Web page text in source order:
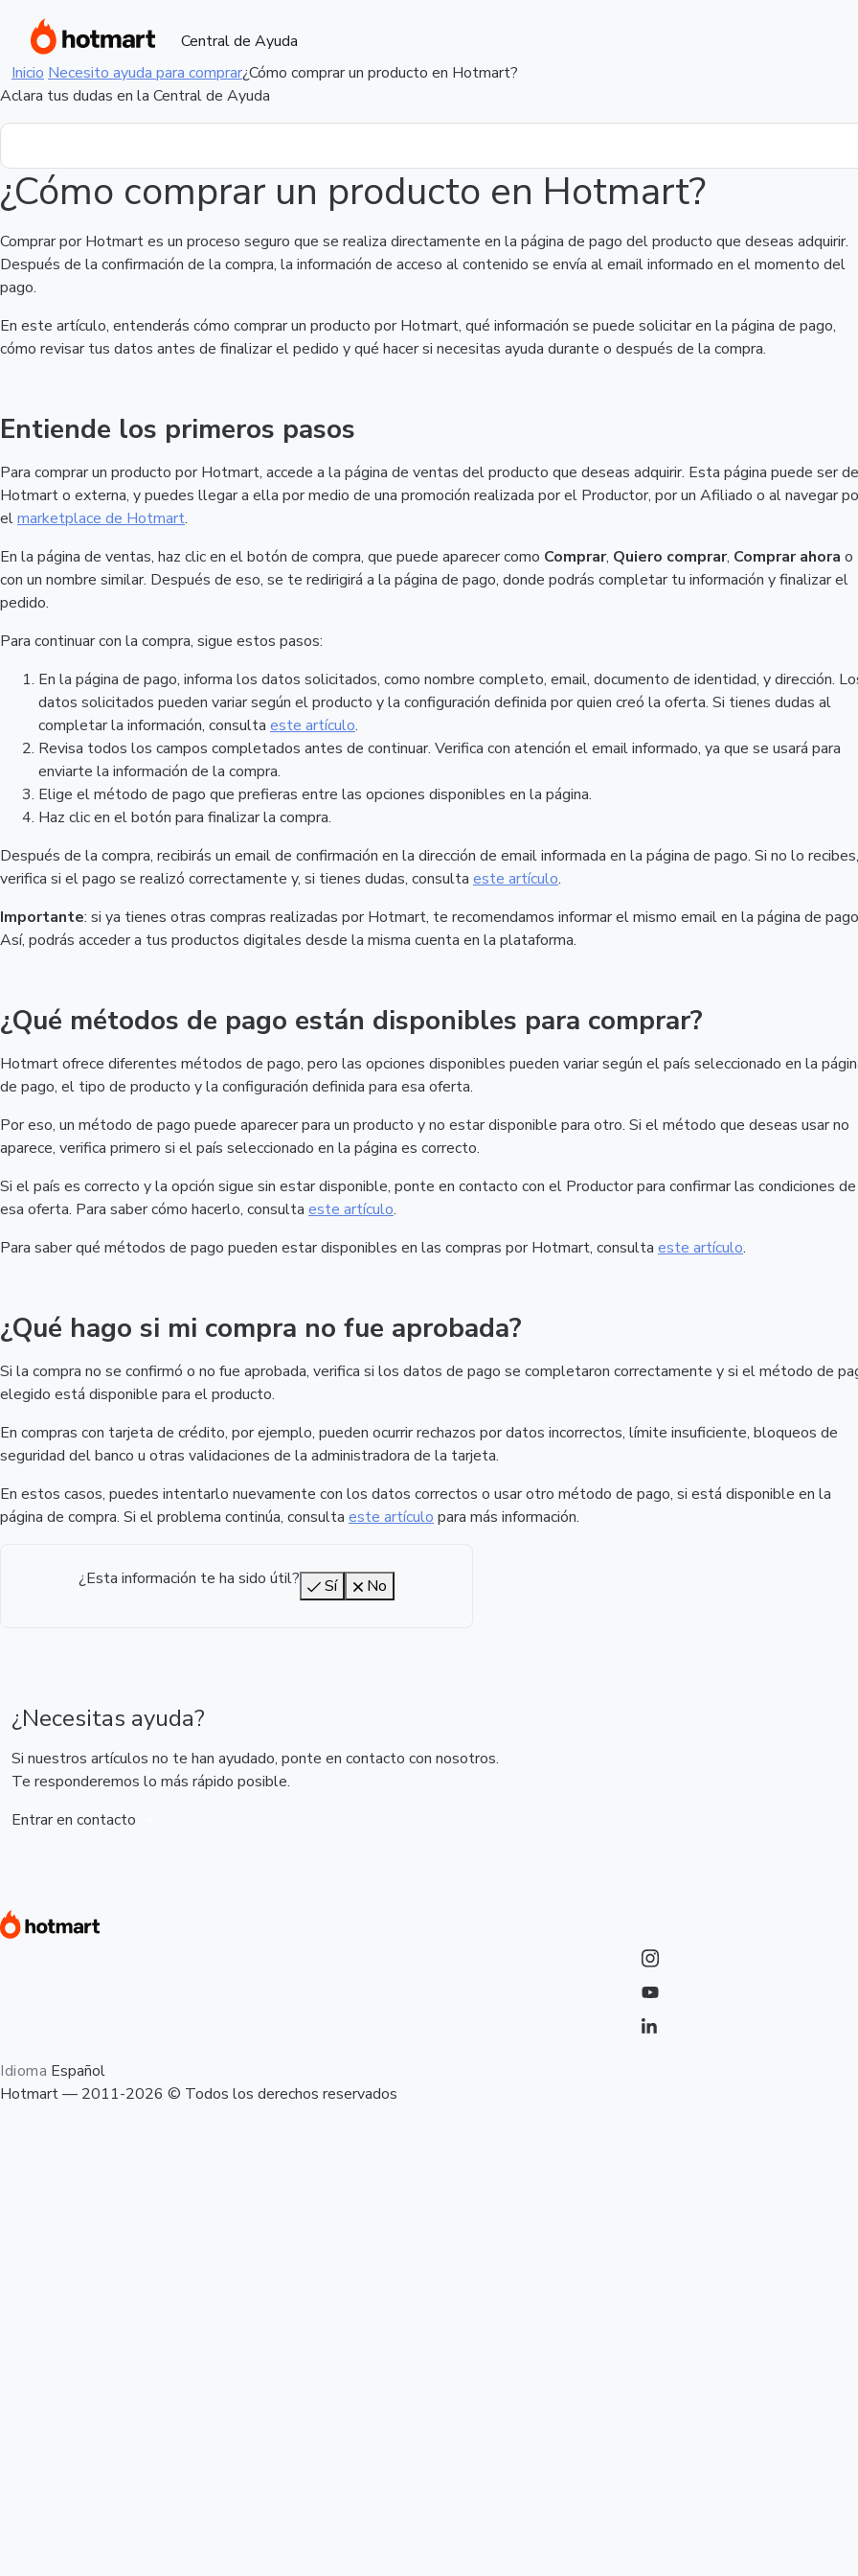
Central de Ayuda
Inicio Necesito ayuda para comprar¿Cómo comprar un producto en Hotmart?
Aclara tus dudas en la Central de Ayuda
¿Cómo comprar un producto en Hotmart?
Comprar por Hotmart es un proceso seguro que se realiza directamente en la página de pago del producto que deseas adquirir.
Después de la confirmación de la compra, la información de acceso al contenido se envía al email informado en el momento del
pago.
En este artículo, entenderás cómo comprar un producto por Hotmart, qué información se puede solicitar en la página de pago,
cómo revisar tus datos antes de finalizar el pedido y qué hacer si necesitas ayuda durante o después de la compra.
Entiende los primeros pasos
Para comprar un producto por Hotmart, accede a la página de ventas del producto que deseas adquirir. Esta página puede ser de
Hotmart o externa, y puedes llegar a ella por medio de una promoción realizada por el Productor, por un Afiliado o al navegar
elmarketplace de Hotmart.
En la página de ventas, haz clic en el botón de compra, que puede aparecer como Comprar, Quiero comprar, Comprar ahora o
con un nombre similar. Después de eso, se te redirigirá a la página de pago, donde podrás completar tu información y finalizar el
pedido.
Para continuar con la compra, sigue estos pasos:
En la página de pago, informa los datos solicitados, como nombre completo, email, documento de identidad, y dirección.
datos solicitados pueden variar según el producto y la configuración definida por quien creó la oferta. Si tienes dudas al
completar la información, consulta este artículo.
Revisa todos los campos completados antes de continuar. Verifica con atención el email informado, ya que se usará para
enviarte la información de la compra.
Elige el método de pago que prefieras entre las opciones disponibles en la página.
Haz clic en el botón para finalizar la compra.
Después de la compra, recibirás un email de confirmación en la dirección de email informada en la página de pago. Si no lo recibes,
verifica si el pago se realizó correctamente y, si tienes dudas, consulta este artículo.
Importante: si ya tienes otras compras realizadas por Hotmart, te recomendamos informar el mismo email en la página de
Así, podrás acceder a tus productos digitales desde la misma cuenta en la plataforma.
¿Qué métodos de pago están disponibles para comprar?
Hotmart ofrece diferentes métodos de pago, pero las opciones disponibles pueden variar según el país seleccionado en la
de pago, el tipo de producto y la configuración definida para esa oferta.
Por eso, un método de pago puede aparecer para un producto y no estar disponible para otro. Si el método que deseas usar no
aparece, verifica primero si el país seleccionado en la página es correcto.
Si el país es correcto y la opción sigue sin estar disponible, ponte en contacto con el Productor para confirmar las condiciones de
esa oferta. Para saber cómo hacerlo, consulta este artículo.
Para saber qué métodos de pago pueden estar disponibles en las compras por Hotmart, consulta este artículo.
¿Qué hago si mi compra no fue aprobada?
Si la compra no se confirmó o no fue aprobada, verifica si los datos de pago se completaron correctamente y si el método de
elegido está disponible para el producto.
En compras con tarjeta de crédito, por ejemplo, pueden ocurrir rechazos por datos incorrectos, límite insuficiente, bloqueos de
seguridad del banco u otras validaciones de la administradora de la tarjeta.
En estos casos, puedes intentarlo nuevamente con los datos correctos o usar otro método de pago, si está disponible en la
página de compra. Si el problema continúa, consulta este artículo para más información.
¿Esta información te ha sido útil? Sí No
¿Necesitas ayuda?
Si nuestros artículos no te han ayudado, ponte en contacto con nosotros.
Te responderemos lo más rápido posible.
Entrar en contacto
Idioma Español
Hotmart — 2011-2026 © Todos los derechos reservados